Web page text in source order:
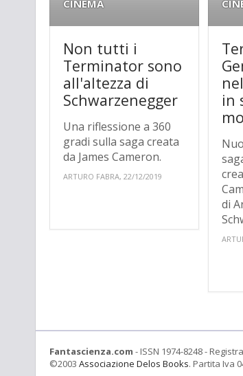
CINEMA
Non tutti i
Terminator sono
all'altezza di
Schwarzenegger
Una riflessione a 360
gradi sulla saga creata
da James Cameron.
ARTURO FABRA, 22/12/2019
in
di
Fantascienza.com - ISSN 1974-8248 -
©2003 Associazione Delos Books. Partita Iva